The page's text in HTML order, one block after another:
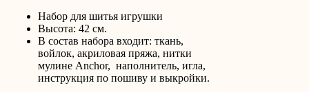
Набор для шитья игрушки
Высота: 42 см.
В состав набора входит: ткань,
войлок, акриловая пряжа, нитки
мулине Anchor, наполнитель, игла,
инструкция по пошиву и выкройки.